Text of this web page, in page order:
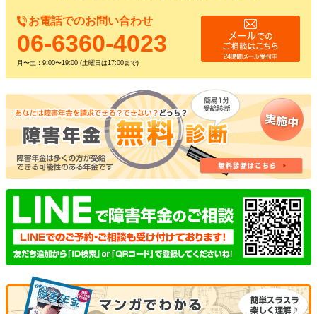
お電話でのお問い合わせ
06-6360-4023
月〜土：9:00〜19:00 (土曜日は17:00まで)